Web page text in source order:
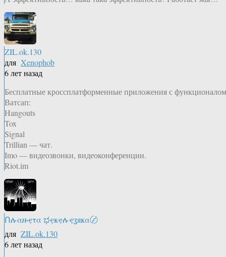
ZIL.ok.130
для Xenophob
6 лет назад
Бесплатные кроссплатформенные приложения с функционалом
Ватсап:
Hangouts
Tox
Signal
Trillian — чат.
Imo — видеозвонки, видеоконференции.
Riot.im
Ոሉαዙҿτα ಭҿҝҿሉҿʓяҝα〄
для ZIL.ok.130
6 лет назад